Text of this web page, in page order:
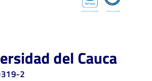
del Cauca
2